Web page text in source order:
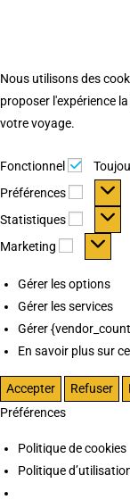
Nous utilisons des
proposer l'expérience
votre voyage.
Fonctionnel
Préférences
Statistiques
Marketing
Gérer les options
Gérer les services
Gérer
En savoir plus sur
Accepter Refuser
Préférences
Politique de cookies
Politique